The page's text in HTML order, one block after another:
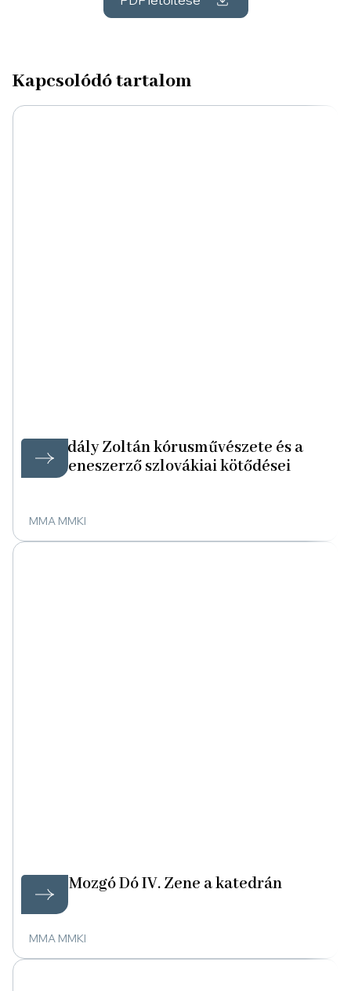
Kapcsolódó tartalom
Kodály Zoltán kórusművészete és a
zeneszerző szlovákiai kötődései
MMA MMKI
Mozgó Dó IV. Zene a katedrán
MMA MMKI